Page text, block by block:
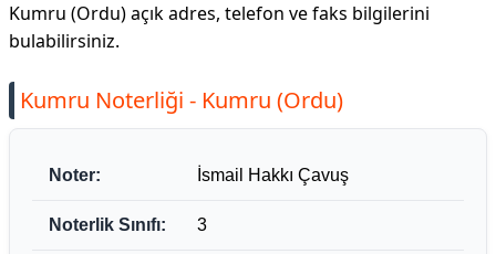
Kumru (Ordu) açık adres, telefon ve faks bilgilerini
bulabilirsiniz.
Kumru Noterliği - Kumru (Ordu)
Noter: İsmail Hakkı Çavuş
Noterlik Sınıfı: 3